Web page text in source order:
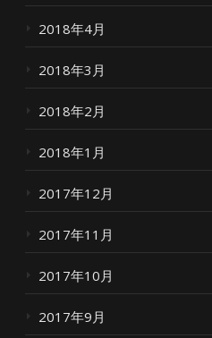
2018年4月
2018年3月
2018年2月
2018年1月
2017年12月
2017年11月
2017年10月
2017年9月